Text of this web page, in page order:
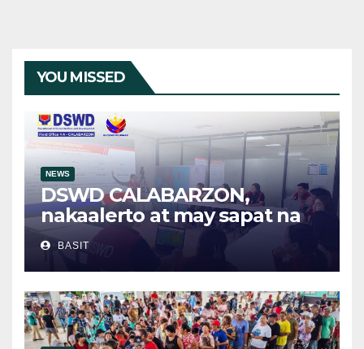
YOU MISSED
NEWS
DSWD CALABARZON,
nakaalerto at may sapat na
relief supplies para sa
posibleng epekto ng
Bagyong Maymay at Habagat
BASIT